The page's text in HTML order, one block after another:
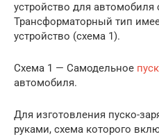
устройство для
Трансформаторный тип
устройство (схема 1).
Схема 1 — Самодельное
автомобиля.
Для изготовления пуско-
руками, схема которого